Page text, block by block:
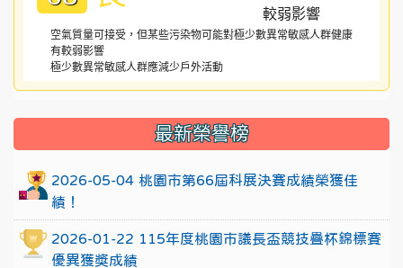
空氣質量可接受，但某些污染物可能對極少數異常敏感人群健康
有較弱影響
極少數異常敏感人群應減少戶外活動
::: 最新榮譽榜
2026-05-04 桃園市第66屆科展決賽成績榮獲佳
績！
2026-01-22 115年度桃園市議長盃競技疊杯錦標賽
優異獲獎成績